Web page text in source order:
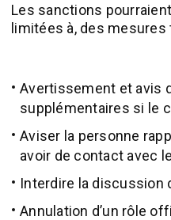
Les sanctions
limitées à, des mesures
Avertissement et avis
supplémentaires si le
Aviser la personne
avoir de contact avec
Interdire la discussion
Annulation d’un rôle